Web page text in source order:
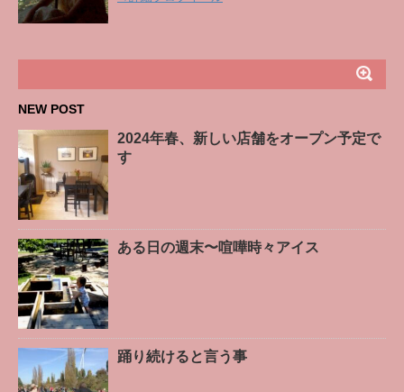
NEW POST
2024年春、新しい店舗をオープン予定で
す
ある日の週末〜喧嘩時々アイス
踊り続けると言う事